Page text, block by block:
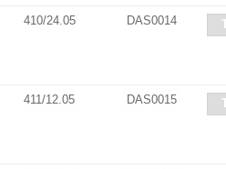
410/24.05 DAS0014
411/12.05 DAS0015